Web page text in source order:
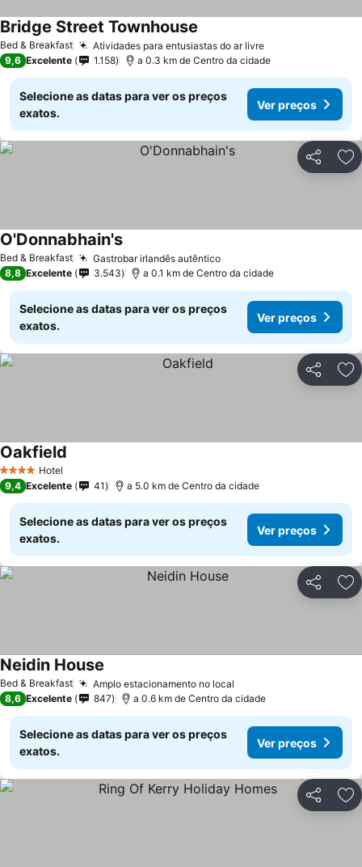
Bed & Breakfast Atividades para entusiastas do ar livreVer preços
Bridge Street Townhouse
9,6 Excelente 1.158 a 0.3 km de Centro da cidade
Selecione as datas para ver os preços
exatos.
Ver preços
Partilhar
Bed & Breakfast Gastrobar irlandês autênticoVer preços
O'Donnabhain'sVer preços
8,8 Excelente 3.543 a 0.1 km de Centro da cidade
Selecione as datas para ver os preços
exatos.
Ver preços
Partilhar
4 EstrelasHotel
Oakfield
9,4 Excelente 41 a 5.0 km de Centro da cidade
Selecione as datas para ver os preços
exatos.
Ver preços
Partilhar
Bed & Breakfast Amplo estacionamento no local
Neidin House
8,6 Excelente 847 a 0.6 km de Centro da cidade
Selecione as datas para ver os preços
exatos.
Ver preços
Partilhar